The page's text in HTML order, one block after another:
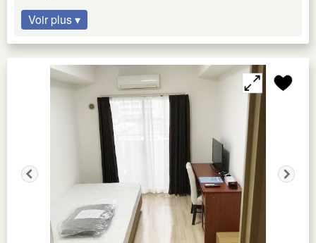
Voir plus ▾